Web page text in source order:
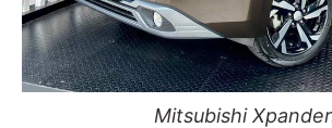
Mitsubishi